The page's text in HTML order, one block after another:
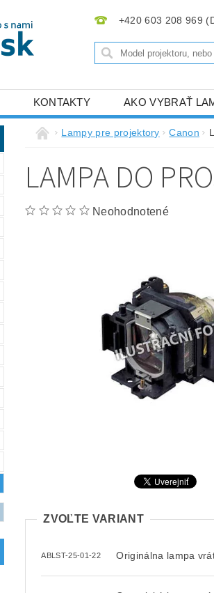
+420 603 208 969
KONTAKTY AKO VYBRAŤ
Lampy pre projektory Canon
LAMPA DO
Neohodnotené
ZVOĽTE VARIANT
ABLST-25-01-22 Originálna lampa